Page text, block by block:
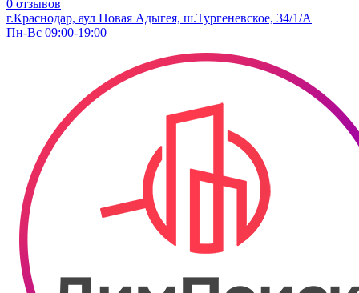
0 отзывов
г.Краснодар, аул Новая Адыгея, ш.Тургеневское, 34/1/А
Пн-Вс 09:00-19:00